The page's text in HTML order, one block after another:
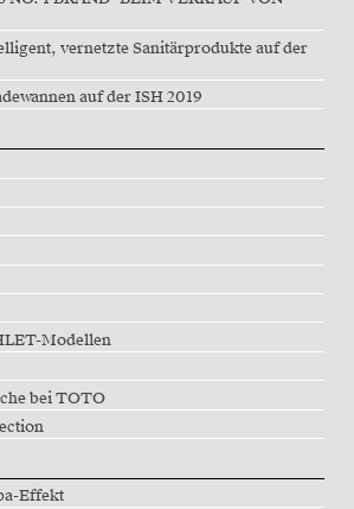
vernetzte Sanitärprodukte auf der
auf der ISH 2019
Modellen
bei TOTO
Effekt